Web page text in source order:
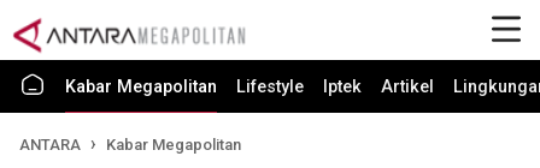
Kabar Megapolitan Lifestyle Iptek Artikel
ANTARA Kabar Megapolitan